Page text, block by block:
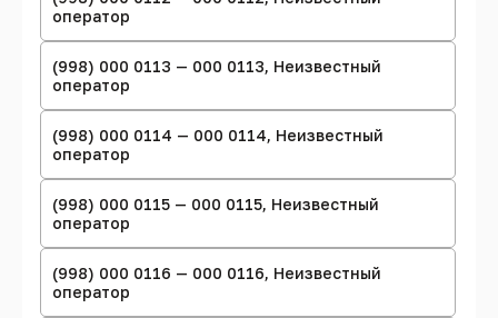
оператор
(998) 000 0113 — 000 0113, Неизвестный
оператор
(998) 000 0114 — 000 0114, Неизвестный
оператор
(998) 000 0115 — 000 0115, Неизвестный
оператор
(998) 000 0116 — 000 0116, Неизвестный
оператор